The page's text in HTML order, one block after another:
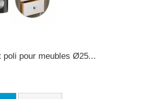
poli pour meubles Ø25...